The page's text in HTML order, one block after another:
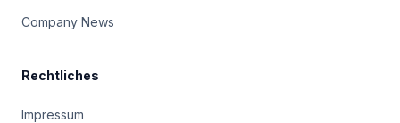
Company News
Rechtliches
Impressum